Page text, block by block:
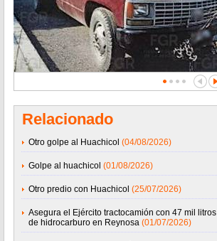
Relacionado
Otro golpe al Huachicol (04/08/2026)
Golpe al huachicol (01/08/2026)
Otro predio con Huachicol (25/07/2026)
Asegura el Ejército tractocamión con 47 mil litros
de hidrocarburo en Reynosa (01/07/2026)